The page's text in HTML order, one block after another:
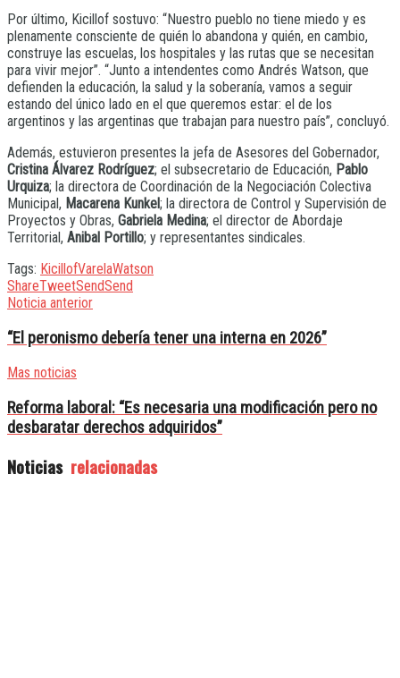
Por último, Kicillof sostuvo: “Nuestro pueblo no tiene miedo y es
plenamente consciente de quién lo abandona y quién, en cambio,
construye las escuelas, los hospitales y las rutas que se necesitan
para vivir mejor”. “Junto a intendentes como Andrés Watson, que
defienden la educación, la salud y la soberanía, vamos a seguir
estando del único lado en el que queremos estar: el de los
argentinos y las argentinas que trabajan para nuestro país”, concluyó.
Además, estuvieron presentes la jefa de Asesores del Gobernador,
Cristina Álvarez Rodríguez; el subsecretario de Educación, Pablo
Urquiza; la directora de Coordinación de la Negociación Colectiva
Municipal, Macarena Kunkel; la directora de Control y Supervisión de
Proyectos y Obras, Gabriela Medina; el director de Abordaje
Territorial, Anibal Portillo; y representantes sindicales.
Tags: KicillofVarelaWatson
ShareTweetSendSend
Noticia anterior
“El peronismo debería tener una interna en 2026”
Mas noticias
Reforma laboral: “Es necesaria una modificación pero no
desbaratar derechos adquiridos”
Noticias relacionadas